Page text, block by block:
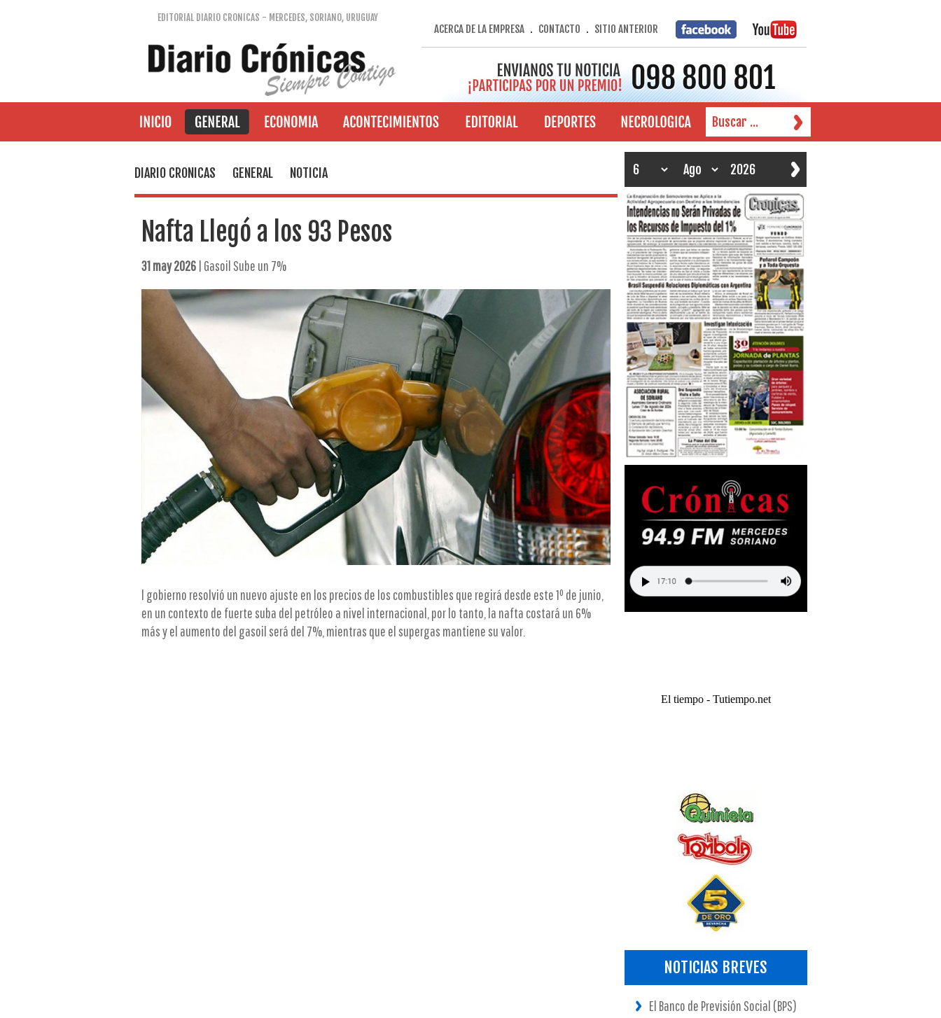
EDITORIAL DIARIO CRONICAS - MERCEDES, SORIANO, URUGUAY
ACERCA DE LA EMPRESA. CONTACTO . SITIO ANTERIOR
DIARIO CRONICAS GENERAL NOTICIA
Nafta Llegó a los 93 Pesos
31 may 2026| Gasoil Sube un 7%
l gobierno resolvió un nuevo ajuste en los precios de los combustibles que regirá desde este 1º de junio,
en un contexto de fuerte suba del petróleo a nivel internacional, por lo tanto, la nafta costará un 6%
más y el aumento del gasoil será del 7%, mientras que el supergas mantiene su valor.
El tiempo - Tutiempo.net
NOTICIAS BREVES
El Banco de Previsión Social (BPS)